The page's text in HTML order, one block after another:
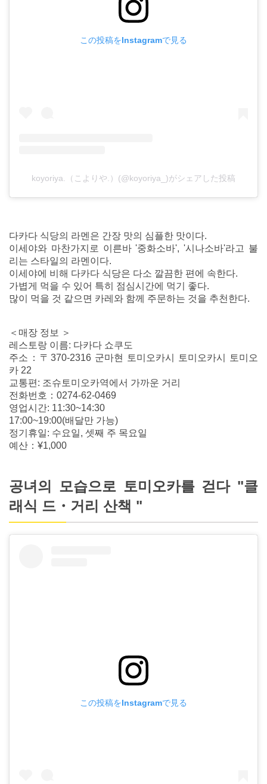
この投稿をInstagramで見る
koyoriya.（こよりや.）(@koyoriya_)がシェアした投稿
다카다 식당의 라멘은 간장 맛의 심플한 맛이다.
이세야와 마찬가지로 이른바 '중화소바', '시나소바'라고 불
리는 스타일의 라멘이다.
이세야에 비해 다카다 식당은 다소 깔끔한 편에 속한다.
가볍게 먹을 수 있어 특히 점심시간에 먹기 좋다.
많이 먹을 것 같으면 카레와 함께 주문하는 것을 추천한다.
＜매장 정보 ＞
레스토랑 이름: 다카다 쇼쿠도
주소：〒370-2316 군마현 토미오카시 토미오카시 토미오
카 22
교통편: 조슈토미오카역에서 가까운 거리
전화번호：0274-62-0469
영업시간: 11:30~14:30
17:00~19:00(배달만 가능)
정기휴일: 수요일, 셋째 주 목요일
예산：¥1,000
공녀의 모습으로 토미오카를 걷다 "클
래식 드・거리 산책 "
この投稿をInstagramで見る